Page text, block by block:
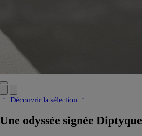
Découvrir la sélection
Une odyssée signée Diptyque